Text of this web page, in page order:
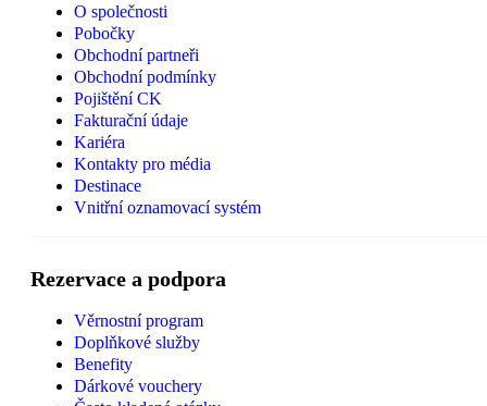
O společnosti
Pobočky
Obchodní partneři
Obchodní podmínky
Pojištění CK
Fakturační údaje
Kariéra
Kontakty pro média
Destinace
Vnitřní oznamovací systém
Rezervace a podpora
Věrnostní program
Doplňkové služby
Benefity
Dárkové vouchery